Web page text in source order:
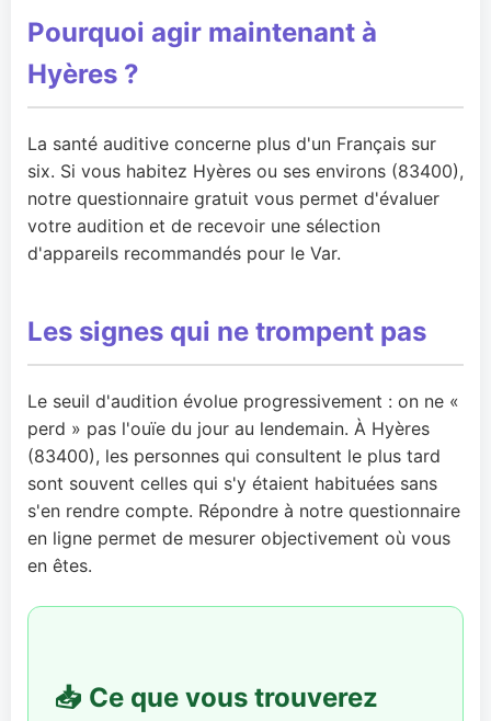
Pourquoi agir maintenant à
Hyères ?
La santé auditive concerne plus d'un Français sur
six. Si vous habitez Hyères ou ses environs (83400),
notre questionnaire gratuit vous permet d'évaluer
votre audition et de recevoir une sélection
d'appareils recommandés pour le Var.
Les signes qui ne trompent pas
Le seuil d'audition évolue progressivement : on ne «
perd » pas l'ouïe du jour au lendemain. À Hyères
(83400), les personnes qui consultent le plus tard
sont souvent celles qui s'y étaient habituées sans
s'en rendre compte. Répondre à notre questionnaire
en ligne permet de mesurer objectivement où vous
en êtes.
📥 Ce que vous trouverez